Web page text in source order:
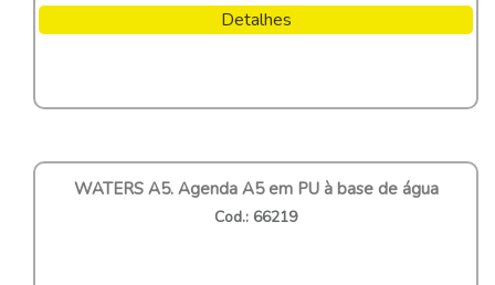
Detalhes
WATERS A5. Agenda A5 em PU à base de água
Cod.: 66219